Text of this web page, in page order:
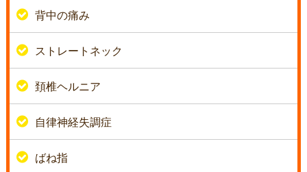
背中の痛み
ストレートネック
頚椎ヘルニア
自律神経失調症
ばね指